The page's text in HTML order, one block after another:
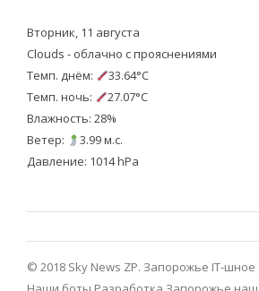
Вторник, 11 августа
Clouds - облачно с прояснениями
Темп. днём:
33.64°C
Темп. ночь:
27.07°C
Влажность: 28%
Ветер:
3.99 м.с.
Давление: 1014 hPa
© 2018 Sky News ZP. Запорожье IT-шное